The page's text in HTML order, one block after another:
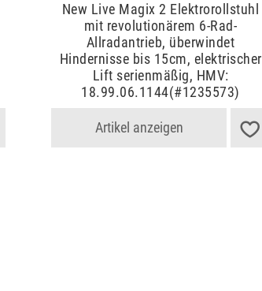
New Live Magix 2 Elektrorollstuhl
mit revolutionärem 6-Rad-
Allradantrieb, überwindet
Hindernisse bis 15cm, elektrischer
Lift serienmäßig, HMV:
18.99.06.1144(#1235573)
Artikel anzeigen